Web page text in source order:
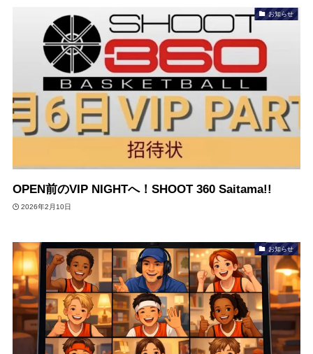
お知らせ
OPEN前のVIP NIGHTへ！SHOOT 360 Saitama!!
2026年2月10日
お知らせ